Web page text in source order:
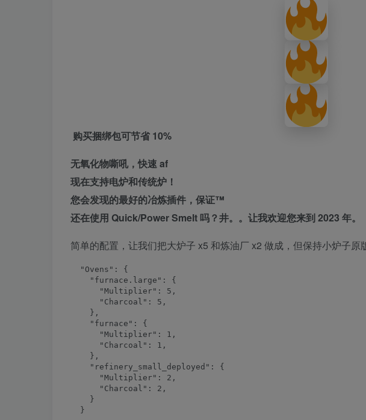
购买捆绑包可节省 10%
无氧化物嘶吼，快速 af
现在支持电炉和传统炉！
您会发现的最好的冶炼插件，保证™
还在使用 Quick/Power Smelt 吗？井。。让我欢迎您来到 2023 年。
简单的配置，让我们把大炉子 x5 和炼油厂 x2 做成，但保持小炉子原
  "Ovens": {
    "furnace.large": {
      "Multiplier": 5,
      "Charcoal": 5,
    },
    "furnace": {
      "Multiplier": 1,
      "Charcoal": 1,
    },
    "refinery_small_deployed": {
      "Multiplier": 2,
      "Charcoal": 2,
    }
  }